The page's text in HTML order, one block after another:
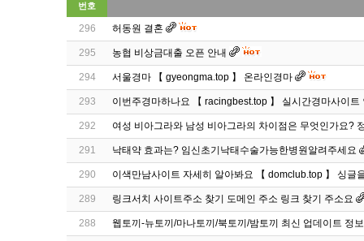
번호
296 허동원 결혼
295 농협 비상금대출 오픈 안내
294 서울경마 【 gyeongma.top 】 온라인경마
293 이번주경마하나요 【 racingbest.top 】 실시간경마사이
292 여성 비아그라와 남성 비아그라의 차이점은 무엇인가요?
291 낙태약 효과는? 임신초기낙태수술가능한병원알려주세요
290 이색만남사이트 자세히 알아봐요 【 domclub.top 】 싱글
289 링크서치 사이트주소 찾기 도메인 주소 링크 찾기 주소요
288 웹토끼-뉴토끼/마나토끼/북토끼/밤토끼 최신 업데이트 정보